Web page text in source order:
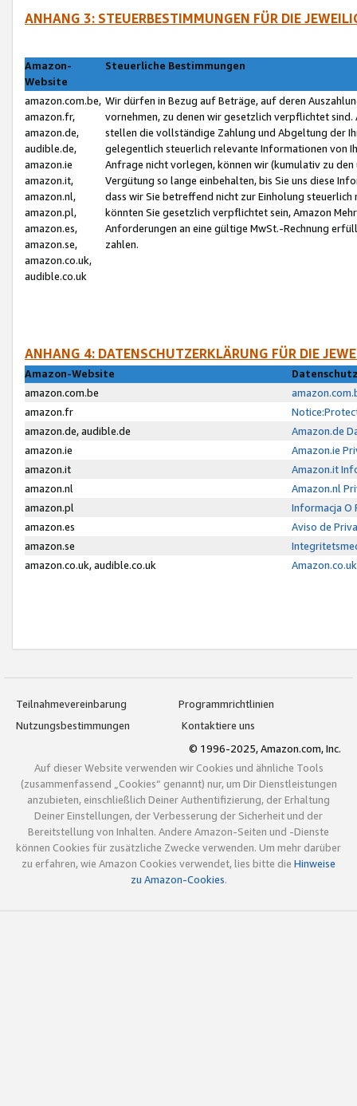
ANHANG 3: STEUERBESTIMMUNGEN FÜR DIE
Amazon-
Website
Steuerliche Bestimmungen
amazon.com.be,
amazon.fr,
amazon.de,
audible.de,
amazon.ie
amazon.it,
amazon.nl,
amazon.pl,
amazon.es,
amazon.se,
amazon.co.uk,
audible.co.uk
Wir dürfen in Bezug auf Beträge, auf deren
vornehmen, zu denen wir gesetzlich verpflichtet
stellen die vollständige Zahlung und Abgeltung der
gelegentlich steuerlich relevante Informationen von
Anfrage nicht vorlegen, können wir (kumulativ zu
Vergütung so lange einbehalten, bis Sie uns diese
dass wir Sie betreffend nicht zur Einholung
könnten Sie gesetzlich verpflichtet sein, Amazon
Anforderungen an eine gültige MwSt.-Rechnung
zahlen.
ANHANG 4: DATENSCHUTZERKLÄRUNG FÜR DIE
Amazon-Website
amazon.com.be
amazon.fr
amazon.de, audible.de
Amazon.de
amazon.ie
Amazon.ie
amazon.it
Amazon.it
amazon.nl
Amazon.nl
amazon.pl
Informacja O
amazon.es
Aviso de
amazon.se
amazon.co.uk, audible.co.uk
Teilnahmevereinbarung
Programmrichtlinien
Nutzungsbestimmungen
Kontaktiere uns
© 1996-2025, Amazon.com, Inc.
Auf dieser Website verwenden wir Cookies und ähnliche Tools
(zusammenfassend „Cookies“ genannt) nur, um Dir Dienstleistungen
anzubieten, einschließlich Deiner Authentifizierung, der Erhaltung
Deiner Einstellungen, der Verbesserung der Sicherheit und der
Bereitstellung von Inhalten. Andere Amazon-Seiten und -Dienste
können Cookies für zusätzliche Zwecke verwenden. Um mehr darüber
zu erfahren, wie Amazon Cookies verwendet, lies bitte die Hinweise
zu Amazon-Cookies.